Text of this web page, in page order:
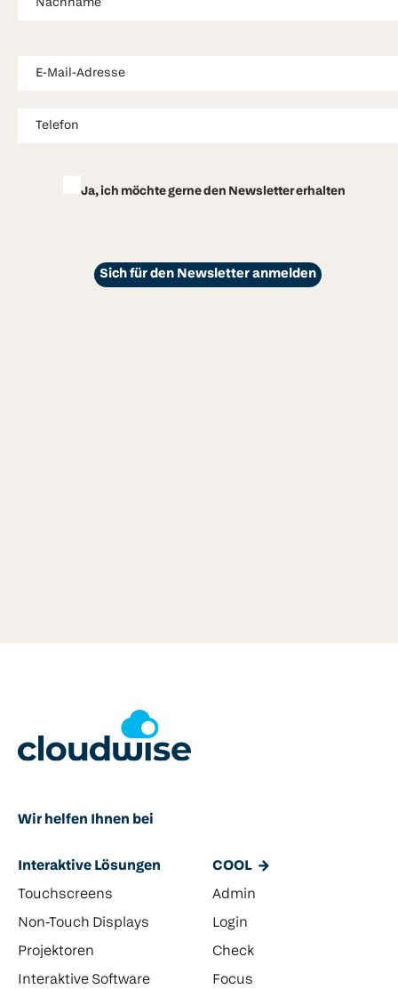
Ja, ich möchte gerne den Newsletter erhalten
Sich für den Newsletter anmelden
Wir helfen Ihnen bei
Interaktive Lösungen
Touchscreens
Non-Touch Displays
Projektoren
Interaktive Software
COOL
Admin
Login
Check
Focus